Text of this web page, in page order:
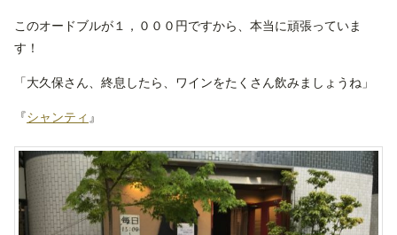
このオードブルが１，０００円ですから、本当に頑張っていま
す！
「大久保さん、終息したら、ワインをたくさん飲みましょうね」
『シャンティ 』